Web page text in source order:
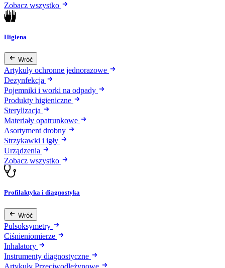
Zobacz wszystko
Higiena
Wróć
Artykuły ochronne jednorazowe
Dezynfekcja
Pojemniki i worki na odpady
Produkty higieniczne
Sterylizacja
Materiały opatrunkowe
Asortyment drobny
Strzykawki i igły
Urządzenia
Zobacz wszystko
Profilaktyka i diagnostyka
Wróć
Pulsoksymetry
Ciśnieniomierze
Inhalatory
Instrumenty diagnostyczne
Artykuły Przeciwodleżynowe